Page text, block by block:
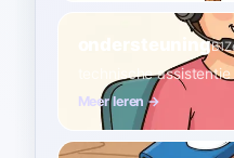
ondersteuningB1
technische assistentie
Meer leren →